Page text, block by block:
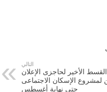
التالي
الأخير لحاجزى الإعلان
لمشروع الإسكان الاجتماعى
حتى نهاية أغسطس